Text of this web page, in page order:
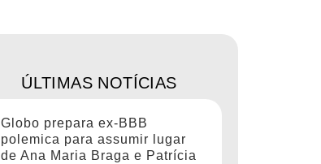
ÚLTIMAS NOTÍCIAS
Globo prepara ex-BBB
polemica para assumir lugar
de Ana Maria Braga e Patrícia